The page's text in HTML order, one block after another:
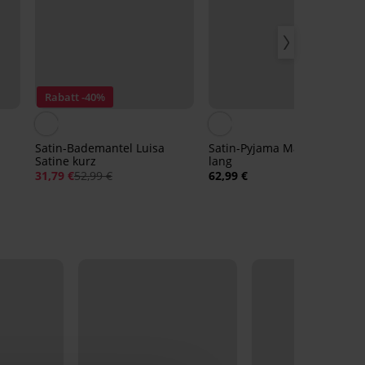
Rabatt -40%
Satin-Bademantel Luisa
Satine kurz
31,79 €52,99 €
Satin-Pyjama Macy Satine
lang
62,99 €